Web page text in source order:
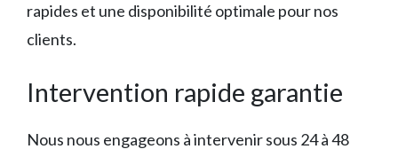
rapides et une disponibilité optimale pour nos
clients.
Intervention rapide garantie
Nous nous engageons à intervenir sous 24 à 48